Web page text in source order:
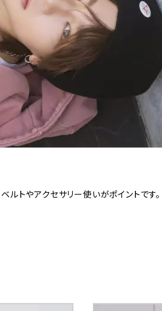
トやアクセサリー使いがポイントです。